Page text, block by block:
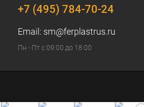
+7 (495) 784-70-24
Email: sm@ferplastrus.ru
Пн - Пт с 09:00 до 18:00